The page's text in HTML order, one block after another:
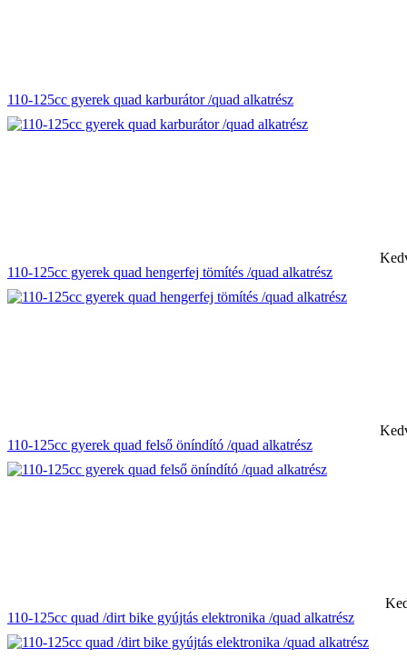
110-125cc gyerek quad karburátor /quad alkatrész
110-125cc gyerek quad hengerfej tömítés /quad alkatrész
110-125cc gyerek quad felső öníndító /quad alkatrész
110-125cc quad /dirt bike gyújtás elektronika /quad alkatrész